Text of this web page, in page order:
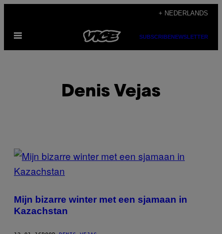
de
+ NEDERLANDS
Open
SUBSCRIBENEWSLETTER
Denis Vejas
POSTS
BY
THIS
AUTHOR
Mijn bizarre winter met een sjamaan in
Kazachstan